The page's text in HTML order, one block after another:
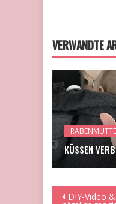
VERWANDTE
KÜSSEN
DIY-Video